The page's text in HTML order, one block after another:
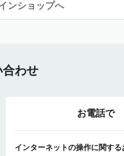
ンショップへ
合わせ
お電話で
インターネットの操作に関す